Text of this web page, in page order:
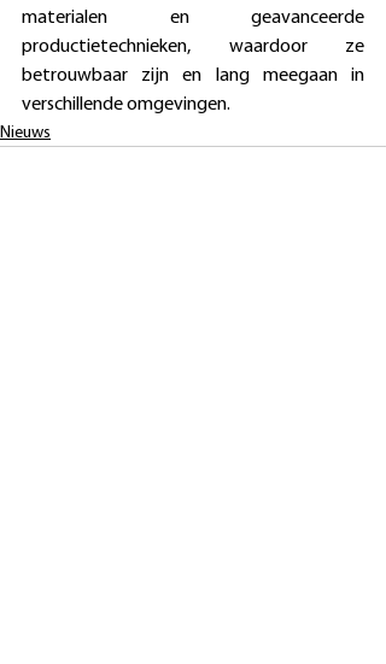
materialen en geavanceerde
productietechnieken, waardoor ze
betrouwbaar zijn en lang meegaan in
verschillende omgevingen.
Nieuws